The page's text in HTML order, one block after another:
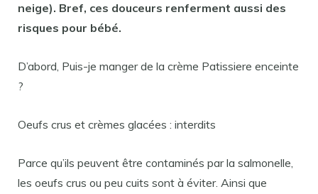
neige). Bref, ces douceurs renferment aussi des
risques pour bébé.
D’abord, Puis-je manger de la crème Patissiere enceinte
?
Oeufs crus et crèmes glacées : interdits
Parce qu’ils peuvent être contaminés par la salmonelle,
les oeufs crus ou peu cuits sont à éviter. Ainsi que